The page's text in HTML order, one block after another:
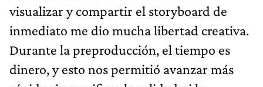
visualizar y compartir el storyboard de
inmediato me dio mucha libertad creativa.
Durante la preproducción, el tiempo es
dinero, y esto nos permitió avanzar más